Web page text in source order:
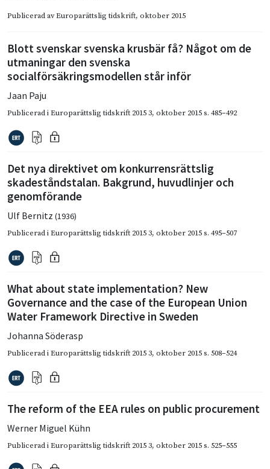
Publicerad avEuroparättslig tidskrift, oktober 2015
Blott svenskar svenska krusbär få? Något om de
utmaningar den svenska
socialförsäkringsmodellen står inför
Jaan Paju
Publicerad iEuroparättslig tidskrift 2015 3, oktober 2015s. 485–492
Det nya direktivet om konkurrensrättslig
skadeståndstalan. Bakgrund, huvudlinjer och
genomförande
Ulf Bernitz (1936)
Publicerad iEuroparättslig tidskrift 2015 3, oktober 2015s. 495–507
What about state implementation? New
Governance and the case of the European Union
Water Framework Directive in Sweden
Johanna Söderasp
Publicerad iEuroparättslig tidskrift 2015 3, oktober 2015s. 508–524
The reform of the EEA rules on public procurement
Werner Miguel Kühn
Publicerad iEuroparättslig tidskrift 2015 3, oktober 2015s. 525–555